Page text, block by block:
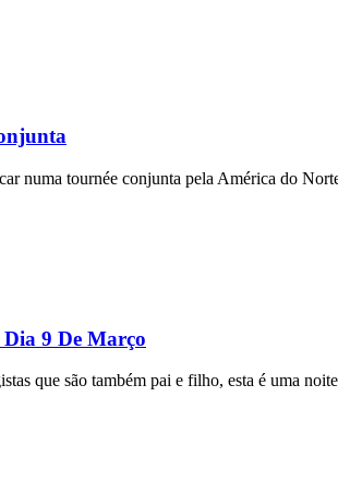
numa tournée conjunta pela América do
9 De Março
que são também pai e filho, esta é uma